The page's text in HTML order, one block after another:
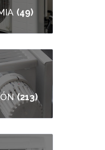
(49)
(213)